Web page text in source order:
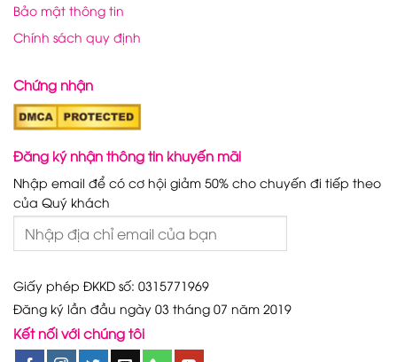
Bảo mật thông tin
Chính sách quy định
Chứng nhận
Đăng ký nhận thông tin khuyến mãi
Nhập email để có cơ hội giảm 50% cho chuyến đi tiếp theo
của Quý khách
Giấy phép ĐKKD số: 0315771969
Đăng ký lần đầu ngày 03 tháng 07 năm 2019
Kết nối với chúng tôi